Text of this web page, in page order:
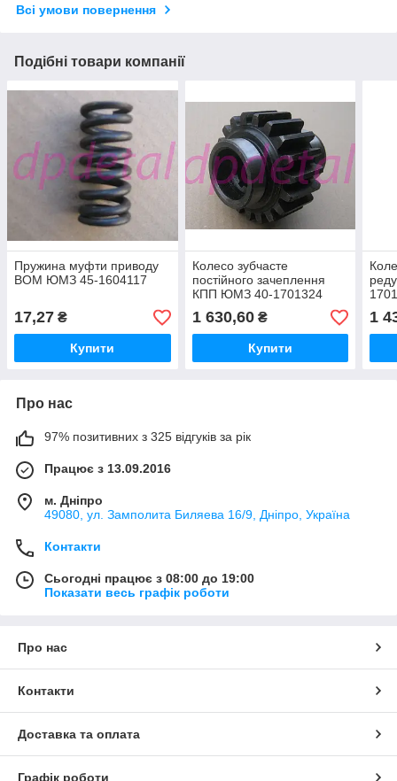
Всі умови повернення
Подібні товари компанії
Пружина муфти приводу
ВОМ ЮМЗ 45-1604117
17,27 ₴
Купити
Колесо зубчасте
постійного зачеплення
КПП ЮМЗ 40-1701324
Z=19
1 630,60₴
Купити
1
Про нас
97% позитивних з 325 відгуків за рік
Працює з 13.09.2016
м. Дніпро
49080, ул. Замполита Биляева 16/9, Дніпро, Україна
Контакти
Сьогодні працює з 08:00 до 19:00
Показати весь графік роботи
Про нас
Контакти
Доставка та оплата
Графік роботи